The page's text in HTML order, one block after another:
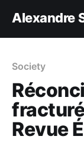
Alexandre
Society
Revue